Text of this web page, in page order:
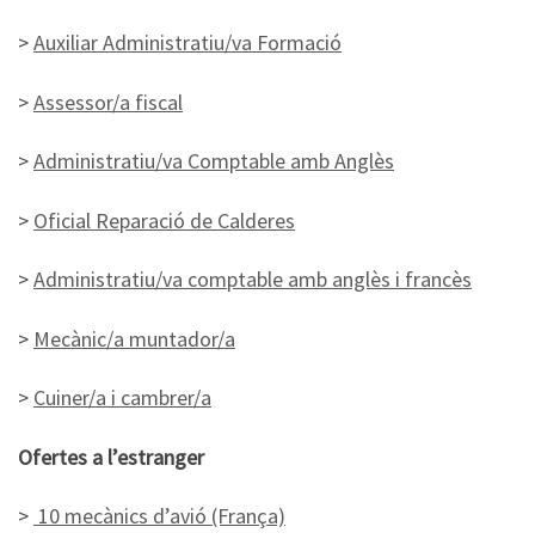
>Auxiliar Administratiu/va Formació
>Assessor/a fiscal
>Administratiu/va Comptable amb Anglès
> Oficial Reparació de Calderes
>Administratiu/va comptable amb anglès i francès
> Mecànic/a muntador/a
> Cuiner/a i cambrer/a
Ofertes a l’estranger
> 10 mecànics d’avió (França)